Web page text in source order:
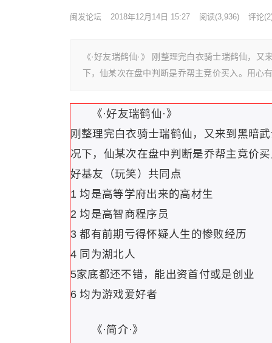
闽发论坛 2018年12月14日 15:27 阅读(3,936) 评论
《·好友瑞鹤仙·》 刚整理完白衣骑士瑞鹤仙，
下，仙某次在盘中判断是乔帮主竞价买入。用心
《·好友瑞鹤仙·》
刚整理完白衣骑士瑞鹤仙，又来到黑暗
况下，仙某次在盘中判断是乔帮主竞价
好基友（玩笑）共同点
1 均是高等学府出来的高材生
2 均是高智商程序员
3 都有前期亏得怀疑人生的惨败经历
4 同为湖北人
5家底都还不错，能出资首付或是创业
6 均为游戏爱好者
《·简介·》